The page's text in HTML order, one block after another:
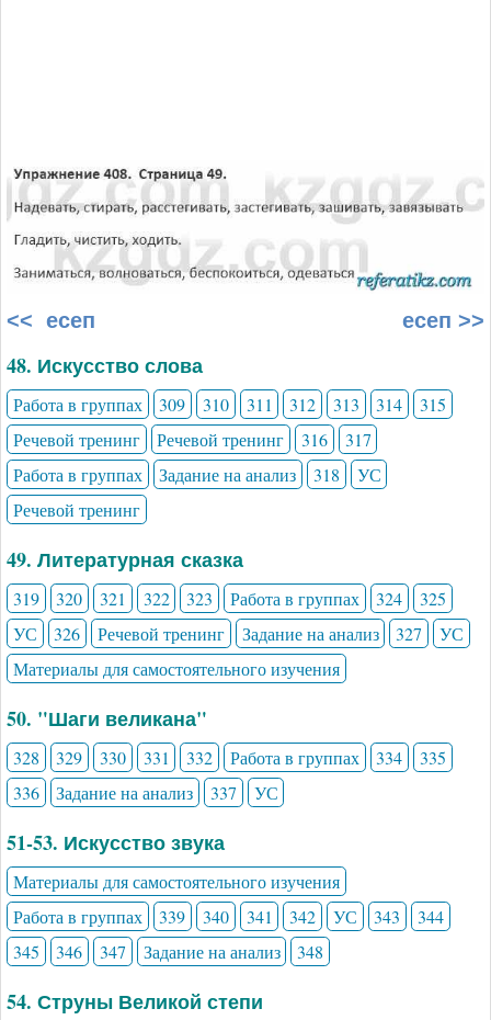
<< есеп есеп >>
48. Искусство слова
Работа в группах 309 310 311 312 313 314
315
Речевой тренинг
Речевой тренинг 316
317
Работа в группах
Задание на анализ 318
УС
Речевой тренинг
49. Литературная сказка
319 320 321 322 323 Работа в группах 324
325
УС
326 Речевой тренинг Задание на анализ 327
УС
Материалы для самостоятельного изучения
50. "Шаги великана"
328 329 330 331 332 Работа в группах 334
335
336
Задание на анализ 337 УС
51-53. Искусство звука
Материалы для самостоятельного изучения
Работа в группах
339 340 341 342 УС 343
344
345
346 347 Задание на анализ 348
54. Струны Великой степи